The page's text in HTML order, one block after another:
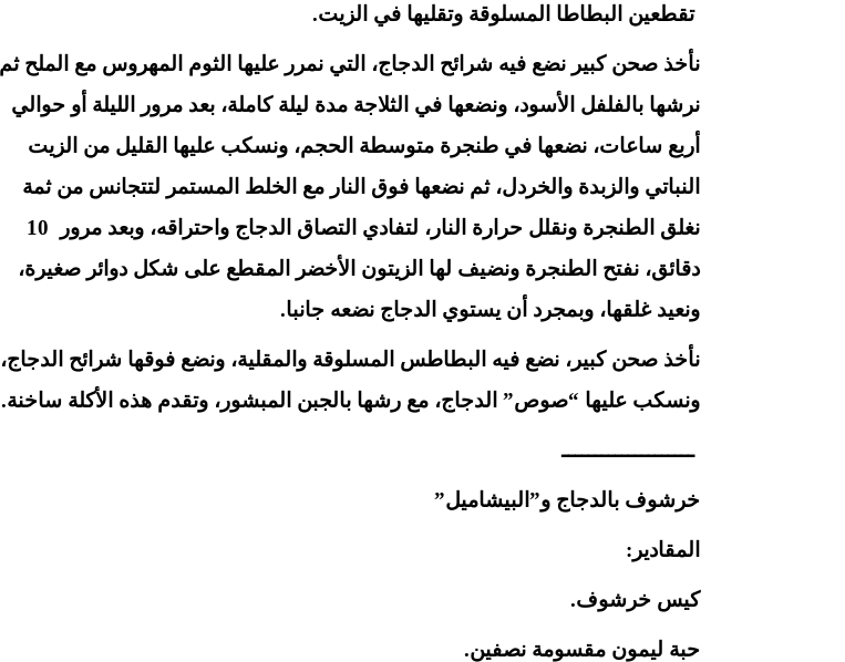
تقطعين البطاطا المسلوقة وتقليها في الزيت.
نأخذ صحن كبير نضع فيه شرائح الدجاج، التي نمرر عليها الثوم المهروس مع الملح ثم
نرشها بالفلفل الأسود، ونضعها في الثلاجة مدة ليلة كاملة، بعد مرور الليلة أو حوالي
أربع ساعات، نضعها في طنجرة متوسطة الحجم، ونسكب عليها القليل من الزيت
النباتي والزبدة والخردل، ثم نضعها فوق النار مع الخلط المستمر لتتجانس من ثمة
نغلق الطنجرة ونقلل حرارة النار، لتفادي التصاق الدجاج واحتراقه، وبعد مرور
10
دقائق، نفتح الطنجرة ونضيف لها الزيتون الأخضر المقطع على شكل دوائر صغيرة،
ونعيد غلقها، وبمجرد أن يستوي الدجاج نضعه جانبا.
نأخذ صحن كبير، نضع فيه البطاطس المسلوقة والمقلية، ونضع فوقها شرائح الدجاج،
ونسكب عليها “صوص” الدجاج، مع رشها بالجبن المبشور، وتقدم هذه الأكلة ساخنة.
ــــــــــــــــــــ
خرشوف بالدجاج و”البيشاميل”
المقادير:
كيس خرشوف.
حبة ليمون مقسومة نصفين.